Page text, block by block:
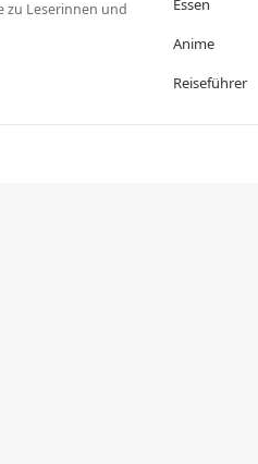
zu Leserinnen und
Anime
Reiseführer